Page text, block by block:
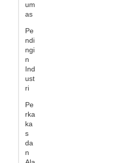
um
as
Pe
ndi
ngi
n
Ind
ust
ri
Pe
rka
ka
s
da
n